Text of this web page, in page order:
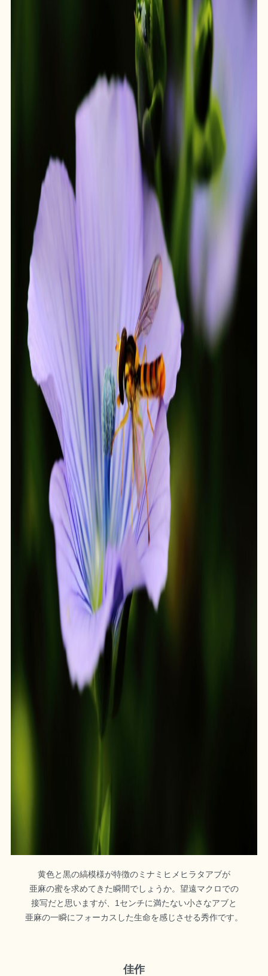
黄色と黒の縞模様が特徴のミナミヒメヒラタアブが
亜麻の蜜を求めてきた瞬間でしょうか。望遠マクロでの
接写だと思いますが、1センチに満たない小さなアブと
亜麻の一瞬にフォーカスした生命を感じさせる秀作です。
佳作